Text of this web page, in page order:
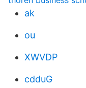
ak
ou
XWVDP
cdduG